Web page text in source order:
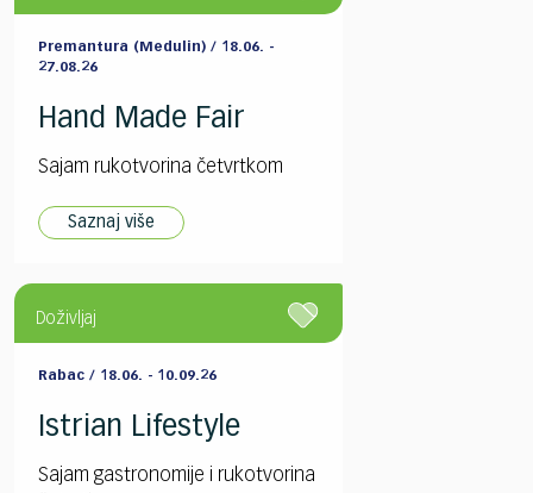
Premantura (Medulin) / 18.06. -
27.08.26
Hand Made Fair
Sajam rukotvorina četvrtkom
Saznaj više
Doživljaj
Rabac / 18.06. - 10.09.26
Istrian Lifestyle
Sajam gastronomije i rukotvorina